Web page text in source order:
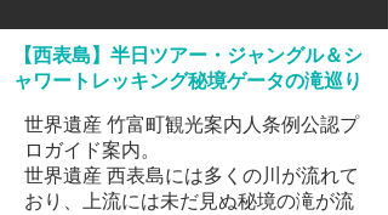
【西表島】半日ツアー・ ジャングル＆シ
ャワートレッキング秘境ゲータの滝巡り
世界遺産 竹富町観光案内人条例公認プ
ロガイド案内。
世界遺産 西表島には多くの川が流れて
おり、上流には未だ見ぬ秘境の滝が流